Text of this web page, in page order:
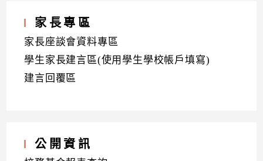
家長專區
家長座談會資料專區
學生家長建言區(使用學生學校帳戶填寫)
建言回覆區
公開資訊